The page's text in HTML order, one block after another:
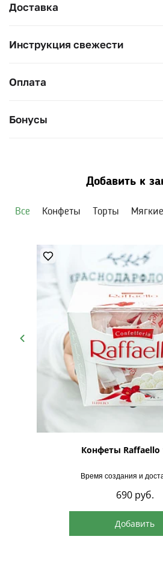
Доставка
Инструкция свежести
Оплата
Бонусы
Добавить к
Все Конфеты Торты
Конфеты Raffaello
Время создания и
690 руб.
Добавить